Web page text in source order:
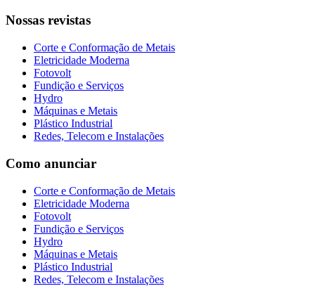
Nossas revistas
Corte e Conformação de Metais
Eletricidade Moderna
Fotovolt
Fundição e Serviços
Hydro
Máquinas e Metais
Plástico Industrial
Redes, Telecom e Instalações
Como anunciar
Corte e Conformação de Metais
Eletricidade Moderna
Fotovolt
Fundição e Serviços
Hydro
Máquinas e Metais
Plástico Industrial
Redes, Telecom e Instalações